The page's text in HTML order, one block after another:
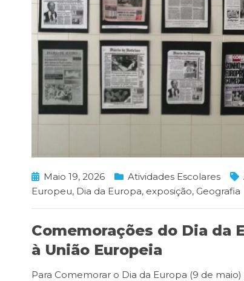
Maio 19, 2026 Atividades Escolares
Europeu, Dia da Europa, exposição, Geografia
Comemorações do Dia da
à União Europeia
Para Comemorar o Dia da Europa (9 de